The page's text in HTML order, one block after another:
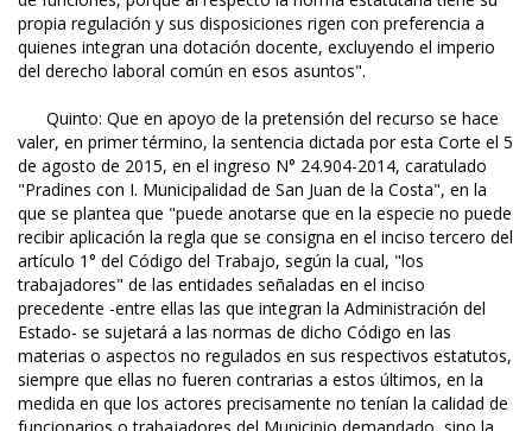
propia regulación y sus disposiciones rigen con preferencia a
quienes integran una dotación docente, excluyendo el imperio
del derecho laboral común en esos asuntos".
Quinto: Que en apoyo de la pretensión del recurso se hace
valer, en primer término, la sentencia dictada por esta Corte el 5
de agosto de 2015, en el ingreso N° 24.904-2014, caratulado
"Pradines con I. Municipalidad de San Juan de la Costa", en la
que se plantea que "puede anotarse que en la especie no puede
recibir aplicación la regla que se consigna en el inciso tercero del
artículo 1° del Código del Trabajo, según la cual, "los
trabajadores" de las entidades señaladas en el inciso
precedente -entre ellas las que integran la Administración del
Estado- se sujetará a las normas de dicho Código en las
materias o aspectos no regulados en sus respectivos estatutos,
siempre que ellas no fueren contrarias a estos últimos, en la
medida en que los actores precisamente no tenían la calidad de